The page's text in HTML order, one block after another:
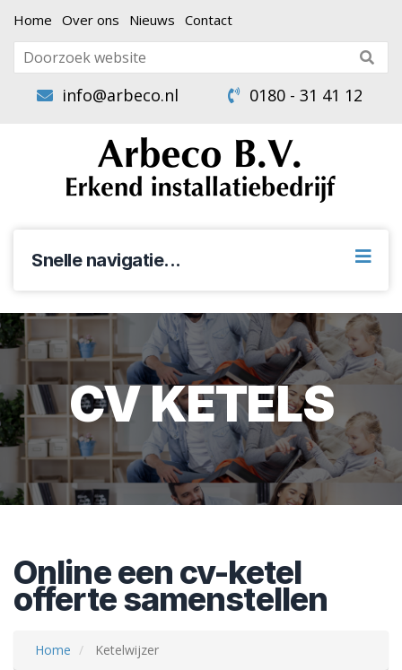
Home Over ons Nieuws Contact
info@arbeco.nl 0180 - 31 41 12
Snelle navigatie...
CV KETELS
Online een cv-ketel
offerte samenstellen
Home Ketelwijzer